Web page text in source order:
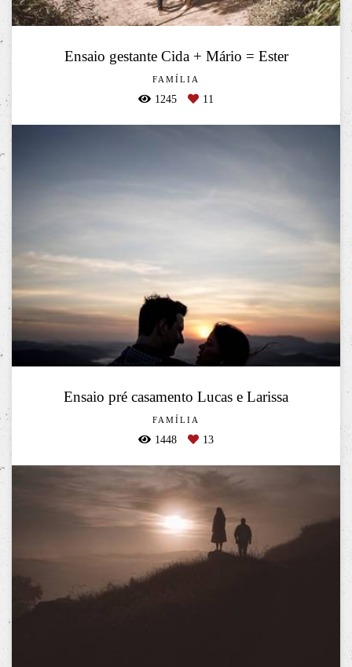
Ensaio gestante Cida + Mário = Ester
FAMÍLIA
1245 11
Ensaio pré casamento Lucas e Larissa
FAMÍLIA
1448 13